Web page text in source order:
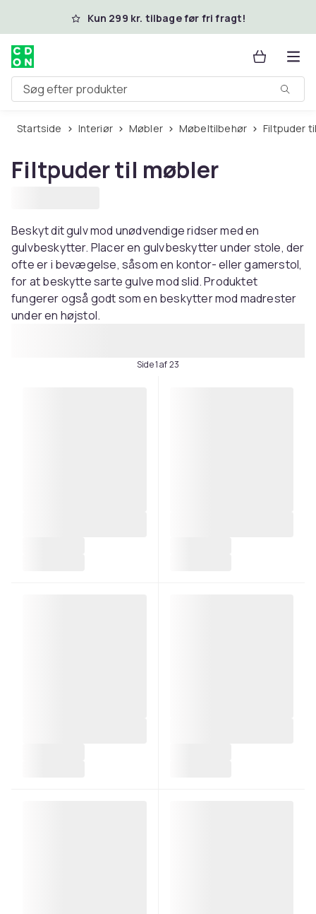
Spring til hovedindhold
Kun 299 kr. tilbage før fri fragt!
Søg efter produkter
Startside Interiør Møbler Møbeltilbehør Filtpuder
Filtpuder til møbler
Beskyt dit gulv mod unødvendige ridser med en
gulvbeskytter. Placer en gulvbeskytter under stole, der
ofte er i bevægelse, såsom en kontor- eller gamerstol,
for at beskytte sarte gulve mod slid. Produktet
fungerer også godt som en beskytter mod madrester
under en højstol.
Side 1 af 23